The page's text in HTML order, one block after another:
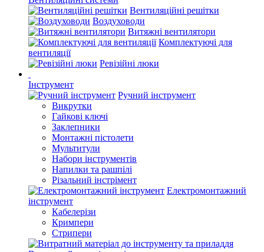
Вентиляційні решітки
Воздуховоди
Витяжні вентилятори
Комплектуючі для
вентиляції
Ревізійні люки
Інструмент
Ручний інструмент
Викрутки
Гайкові ключі
Заклепники
Монтажні пістолети
Мультитули
Набори інструментів
Напилки та рашпілі
Різальний інстрімент
Електромонтажний
інструмент
Кабелерізи
Кримпери
Стрипери